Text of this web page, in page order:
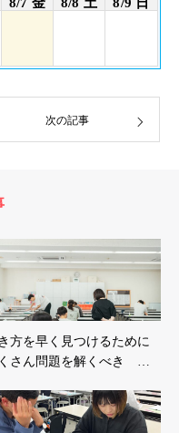
次の記事
方を早く見つけるために
さん問題を解くべき …